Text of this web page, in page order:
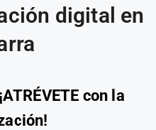
digital en
con la